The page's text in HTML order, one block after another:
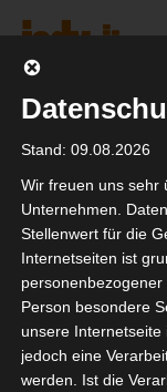
Stand: 09.08.2026
Wir freuen uns sehr
Unternehmen.
Stellenwert für die
Internetseiten ist
Person besondere
unsere
jedoch eine
werden. Ist die